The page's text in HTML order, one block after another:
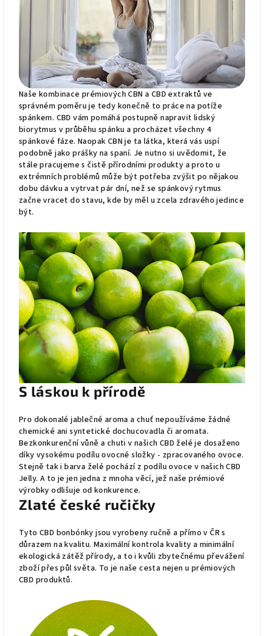
Naše kombinace prémiových CBN a CBD extraktů ve
správném poměru je tedy konečně to práce na potíže
spánkem. CBD vám pomáhá postupně napravit lidský
biorytmus v průběhu spánku a procházet všechny 4
spánkové fáze. Naopak CBN je ta látka, která vás uspí
podobně jako prášky na spaní. Je nutno si uvědomit, že
stále pracujeme s čistě přírodními produkty a proto u
extrémních problémů může být potřeba zvýšit po nějakou
dobu dávku a vytrvat pár dní, než se spánkový rytmus
začne vracet do stavu, kde by měl u zcela zdravého jedince
být.
S láskou k přírodě
Pro dokonalé jablečné aroma a chuť nepoužíváme žádné
chemické ani syntetické dochucovadla či aromata.
Bezkonkurenční vůně a chuti v našich CBD želé je dosaženo
díky vysokému podílu ovocné složky - zpracovaného ovoce.
Stejně tak i barva želé pochází z podílu ovoce v našich CBD
Jelly. A to je jen jedna z mnoha věcí, jež naše prémiové
výrobky odlišuje od konkurence.
Zlaté české ručičky
Tyto CBD bonbónky jsou vyrobeny ručně a přímo v ČR s
důrazem na kvalitu. Maximální kontrola kvality a minimální
ekologická zátěž přírody, a to i kvůli zbytečnému převážení
zboží přes půl světa. To je naše cesta nejen u prémiových
CBD produktů.